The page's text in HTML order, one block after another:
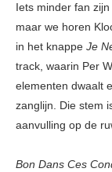
Iets minder fan
maar we horen
in het knappe Je
track, waarin Per
elementen dwaalt
zanglijn. Die stem
aanvulling op de
Bon Dans Ces